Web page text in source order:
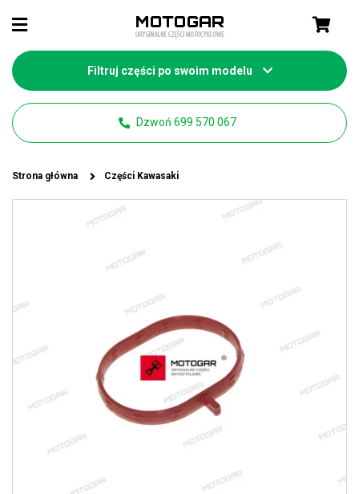
Filtruj części po swoim modelu
Dzwoń 699 570 067
Strona główna Części Kawasaki